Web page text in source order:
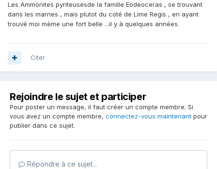
Les Ammonites pyriteusesde la famille Eodeoceras , se trouvant
dans les marnes , mais plutot du coté de Lime Regis , en ayant
trouvé moi mème une fort belle ...il y à quelques années.
Citer
Rejoindre le sujet et participer
Pour poster un message, il faut créer un compte membre. Si
vous avez un compte membre, connectez-vous maintenant pour
publier dans ce sujet.
Répondre à ce sujet…